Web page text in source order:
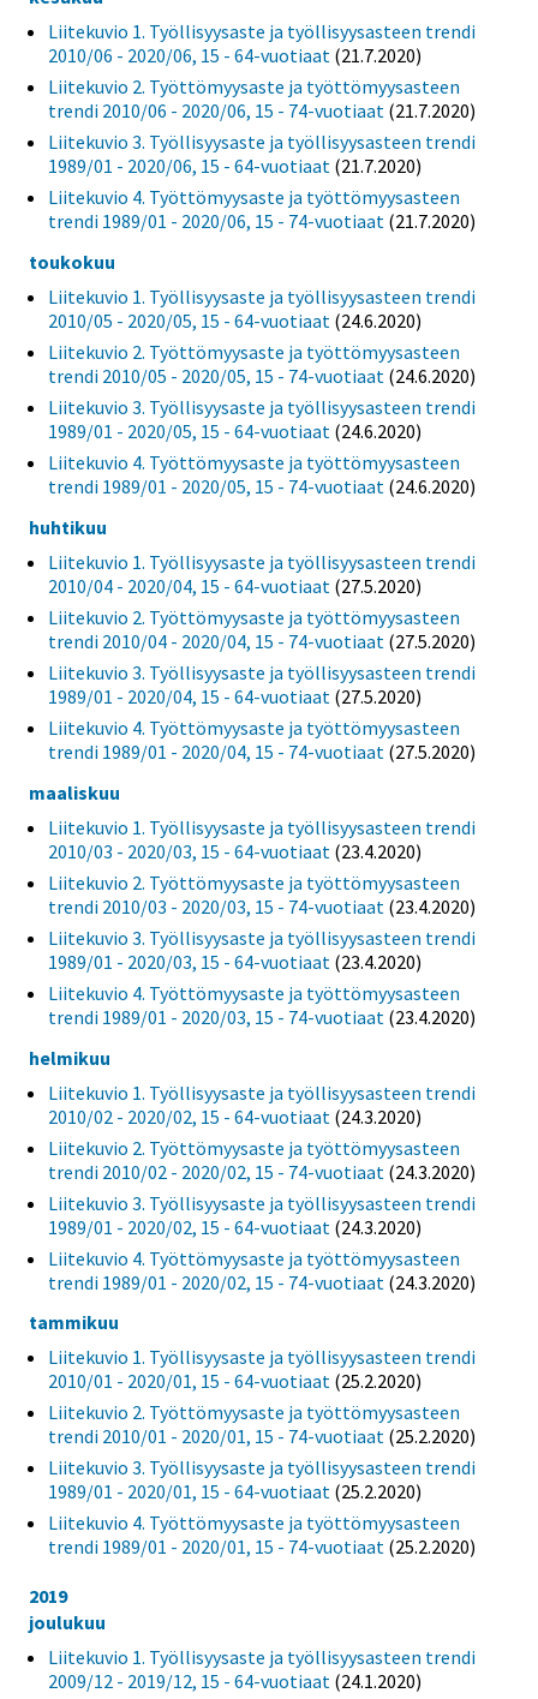
Liitekuvio 1. Työllisyysaste ja työllisyysasteen trendi
2010/06 - 2020/06, 15 - 64-vuotiaat (21.7.2020)
Liitekuvio 2. Työttömyysaste ja työttömyysasteen
trendi 2010/06 - 2020/06, 15 - 74-vuotiaat (21.7.2020)
Liitekuvio 3. Työllisyysaste ja työllisyysasteen trendi
1989/01 - 2020/06, 15 - 64-vuotiaat (21.7.2020)
Liitekuvio 4. Työttömyysaste ja työttömyysasteen
trendi 1989/01 - 2020/06, 15 - 74-vuotiaat (21.7.2020)
toukokuu
Liitekuvio 1. Työllisyysaste ja työllisyysasteen trendi
2010/05 - 2020/05, 15 - 64-vuotiaat (24.6.2020)
Liitekuvio 2. Työttömyysaste ja työttömyysasteen
trendi 2010/05 - 2020/05, 15 - 74-vuotiaat (24.6.2020)
Liitekuvio 3. Työllisyysaste ja työllisyysasteen trendi
1989/01 - 2020/05, 15 - 64-vuotiaat (24.6.2020)
Liitekuvio 4. Työttömyysaste ja työttömyysasteen
trendi 1989/01 - 2020/05, 15 - 74-vuotiaat (24.6.2020)
huhtikuu
Liitekuvio 1. Työllisyysaste ja työllisyysasteen trendi
2010/04 - 2020/04, 15 - 64-vuotiaat (27.5.2020)
Liitekuvio 2. Työttömyysaste ja työttömyysasteen
trendi 2010/04 - 2020/04, 15 - 74-vuotiaat (27.5.2020)
Liitekuvio 3. Työllisyysaste ja työllisyysasteen trendi
1989/01 - 2020/04, 15 - 64-vuotiaat (27.5.2020)
Liitekuvio 4. Työttömyysaste ja työttömyysasteen
trendi 1989/01 - 2020/04, 15 - 74-vuotiaat (27.5.2020)
maaliskuu
Liitekuvio 1. Työllisyysaste ja työllisyysasteen trendi
2010/03 - 2020/03, 15 - 64-vuotiaat (23.4.2020)
Liitekuvio 2. Työttömyysaste ja työttömyysasteen
trendi 2010/03 - 2020/03, 15 - 74-vuotiaat (23.4.2020)
Liitekuvio 3. Työllisyysaste ja työllisyysasteen trendi
1989/01 - 2020/03, 15 - 64-vuotiaat (23.4.2020)
Liitekuvio 4. Työttömyysaste ja työttömyysasteen
trendi 1989/01 - 2020/03, 15 - 74-vuotiaat (23.4.2020)
helmikuu
Liitekuvio 1. Työllisyysaste ja työllisyysasteen trendi
2010/02 - 2020/02, 15 - 64-vuotiaat (24.3.2020)
Liitekuvio 2. Työttömyysaste ja työttömyysasteen
trendi 2010/02 - 2020/02, 15 - 74-vuotiaat (24.3.2020)
Liitekuvio 3. Työllisyysaste ja työllisyysasteen trendi
1989/01 - 2020/02, 15 - 64-vuotiaat (24.3.2020)
Liitekuvio 4. Työttömyysaste ja työttömyysasteen
trendi 1989/01 - 2020/02, 15 - 74-vuotiaat (24.3.2020)
tammikuu
Liitekuvio 1. Työllisyysaste ja työllisyysasteen trendi
2010/01 - 2020/01, 15 - 64-vuotiaat (25.2.2020)
Liitekuvio 2. Työttömyysaste ja työttömyysasteen
trendi 2010/01 - 2020/01, 15 - 74-vuotiaat (25.2.2020)
Liitekuvio 3. Työllisyysaste ja työllisyysasteen trendi
1989/01 - 2020/01, 15 - 64-vuotiaat (25.2.2020)
Liitekuvio 4. Työttömyysaste ja työttömyysasteen
trendi 1989/01 - 2020/01, 15 - 74-vuotiaat (25.2.2020)
2019
joulukuu
Liitekuvio 1. Työllisyysaste ja työllisyysasteen trendi
2009/12 - 2019/12, 15 - 64-vuotiaat (24.1.2020)